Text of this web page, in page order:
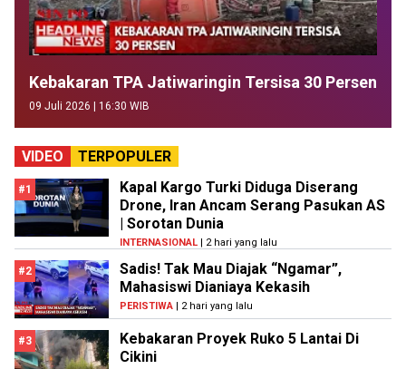
Kebakaran TPA Jatiwaringin Tersisa 30 Persen
09 Juli 2026 | 16:30 WIB
VIDEO TERPOPULER
#1
Kapal Kargo Turki Diduga Diserang
Drone, Iran Ancam Serang Pasukan AS
| Sorotan Dunia
INTERNASIONAL | 2 hari yang lalu
#2
Sadis! Tak Mau Diajak “Ngamar”,
Mahasiswi Dianiaya Kekasih
PERISTIWA | 2 hari yang lalu
#3
Kebakaran Proyek Ruko 5 Lantai Di
Cikini